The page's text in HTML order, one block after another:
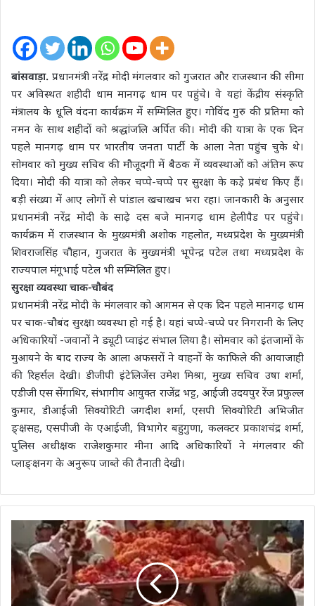
बांसवाड़ा. प्रधानमंत्री नरेंद्र मोदी मंगलवार को गुजरात और राजस्थान की सीमा
पर अविस्थत शहीदी धाम मानगढ़ धाम पर पहुंचे। वे यहां केंद्रीय संस्कृति
मंत्रालय के धूलि वंदना कार्यक्रम में सम्मिलित हुए। गोविंद गुरु की प्रतिमा को
नमन के साथ शहीदों को श्रद्धांजलि अर्पित की। मोदी की यात्रा के एक दिन
पहले मानगढ़ धाम पर भारतीय जनता पार्टी के आला नेता पहुंच चुके थे।
सोमवार को मुख्य सचिव की मौजूदगी में बैठक में व्यवस्थाओं को अंतिम रूप
दिया। मोदी की यात्रा को लेकर चप्पे-चप्पे पर सुरक्षा के कड़े प्रबंध किए हैं।
बड़ी संख्या में आए लोगों से पांडाल खचाखच भरा रहा। जानकारी के अनुसार
प्रधानमंत्री नरेंद्र मोदी के साढ़े दस बजे मानगढ़ धाम हेलीपैड पर पहुंचे।
कार्यक्रम में राजस्थान के मुख्यमंत्री अशोक गहलोत, मध्यप्रदेश के मुख्यमंत्री
शिवराजसिंह चौहान, गुजरात के मुख्यमंत्री भूपेन्द्र पटेल तथा मध्यप्रदेश के
राज्यपाल मंगूभाई पटेल भी सम्मिलित हुए।
सुरक्षा व्यवस्था चाक-चौबंद
प्रधानमंत्री नरेंद्र मोदी के मंगलवार को आगमन से एक दिन पहले मानगढ़ धाम
पर चाक-चौबंद सुरक्षा व्यवस्था हो गई है। यहां चप्पे-चप्पे पर निगरानी के लिए
अधिकारियों -जवानों ने ड्यूटी प्वाइंट संभाल लिया है। सोमवार को इंतजामों के
मुआयने के बाद राज्य के आला अफसरों ने वाहनों के काफिले की आवाजाही
की रिहर्सल देखी। डीजीपी इंटेलिजेंस उमेश मिश्रा, मुख्य सचिव उषा शर्मा,
एडीजी एस सेंगाथिर, संभागीय आयुक्त राजेंद्र भट्ट, आईजी उदयपुर रेंज प्रफुल्ल
कुमार, डीआईजी सिक्योरिटी जगदीश शर्मा, एसपी सिक्योरिटी अभिजीत
ङ्क्षसह, एसपीजी के एआईजी, विभागेर बहुगुणा, कलक्टर प्रकाशचंद्र शर्मा,
पुलिस अधीक्षक राजेशकुमार मीना आदि अधिकारियों ने मंगलवार की
प्लाङ्क्षनग के अनुरूप जाब्ते की तैनाती देखी।